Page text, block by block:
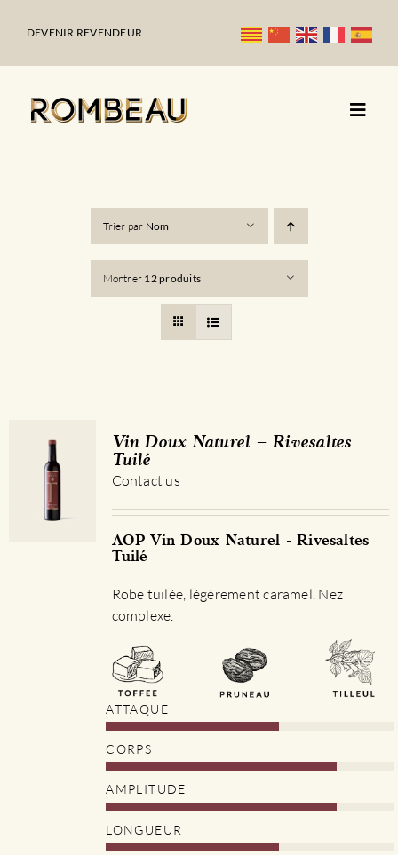
DEVENIR REVENDEUR
Trier par Nom
Montrer 12 produits
Vin Doux Naturel – Rivesaltes
Tuilé
Contact us
AOP Vin Doux Naturel - Rivesaltes
Tuilé
Robe tuilée, légèrement caramel. Nez
complexe.
ATTAQUE
CORPS
AMPLITUDE
LONGUEUR